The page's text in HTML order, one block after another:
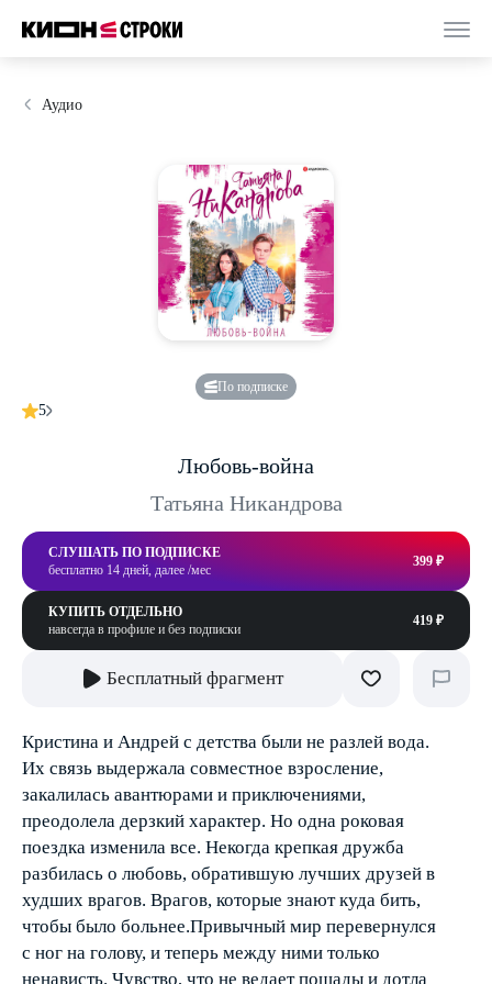
Аудио
По подписке
5
Любовь-война
Татьяна Никандрова
СЛУШАТЬ ПО ПОДПИСКЕ
бесплатно 14 дней, далее /мес
399 ₽
КУПИТЬ ОТДЕЛЬНО
навсегда в профиле и без подписки
419 ₽
Бесплатный фрагмент
Кристина и Андрей с детства были не разлей вода.
Их связь выдержала совместное взросление,
закалилась авантюрами и приключениями,
преодолела дерзкий характер. Но одна роковая
поездка изменила все. Некогда крепкая дружба
разбилась о любовь, обратившую лучших друзей в
худших врагов. Врагов, которые знают куда бить,
чтобы было больнее.Привычный мир перевернулся
с ног на голову, и теперь между ними только
ненависть. Чувство, что не ведает пощады и дотла